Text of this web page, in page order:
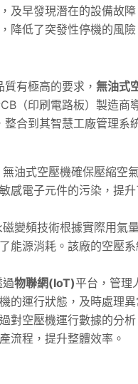
及早發現潛在的設備故
降低了突發性停機的風險
有極高的要求， 無油式
（印刷電路板）製造商
整合到其智慧工廠管理系
無油式空壓機確保壓縮空
感電子元件的污染，提
磁變頻技術根據實際用氣
能源消耗。該廠的空壓
過物聯網(IoT)平台，管理
的運行狀態，及時處理異
對空壓機運行數據的分
流程，提升整體效率。